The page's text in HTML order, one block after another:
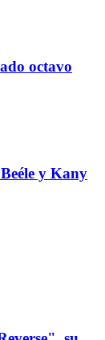
octavo
y Kany